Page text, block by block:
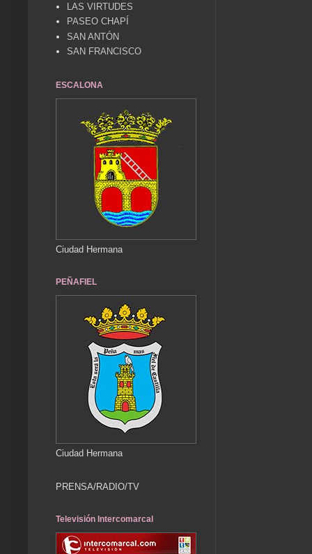
LAS VIRTUDES
PASEO CHAPÍ
SAN ANTÓN
SAN FRANCISCO
ESCALONA
Ciudad Hermana
PEÑAFIEL
Ciudad Hermana
PRENSA/RADIO/TV
Televisión Intercomarcal